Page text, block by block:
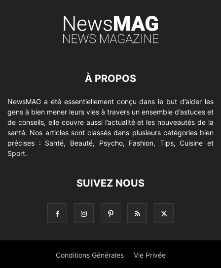
À PROPOS
NewsMAG a été essentiellement conçu dans le but d’aider les
gens à bien mener leurs vies à travers un ensemble d’astuces et
de conseils, elle couvre aussi l’actualité et les nouveautés de la
santé. Nos articles sont classés dans plusieurs catégories bien
précises : Santé, Beauté, Psycho, Fashion, Tips, Cuisine et
Sport.
SUIVEZ NOUS
Conditions Générales Vie Privée